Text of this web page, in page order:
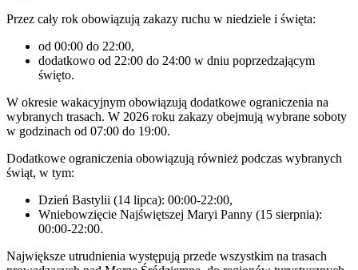
Przez cały rok obowiązują zakazy ruchu w niedziele i święta:
od 00:00 do 22:00,
dodatkowo od 22:00 do 24:00 w dniu poprzedzającym
święto.
W okresie wakacyjnym obowiązują dodatkowe ograniczenia na
wybranych trasach. W 2026 roku zakazy obejmują wybrane soboty
w godzinach od 07:00 do 19:00.
Dodatkowe ograniczenia obowiązują również podczas wybranych
świąt, w tym:
Dzień Bastylii (14 lipca): 00:00-22:00,
Wniebowzięcie Najświętszej Maryi Panny (15 sierpnia):
00:00-22:00.
Największe utrudnienia występują przede wszystkim na trasach